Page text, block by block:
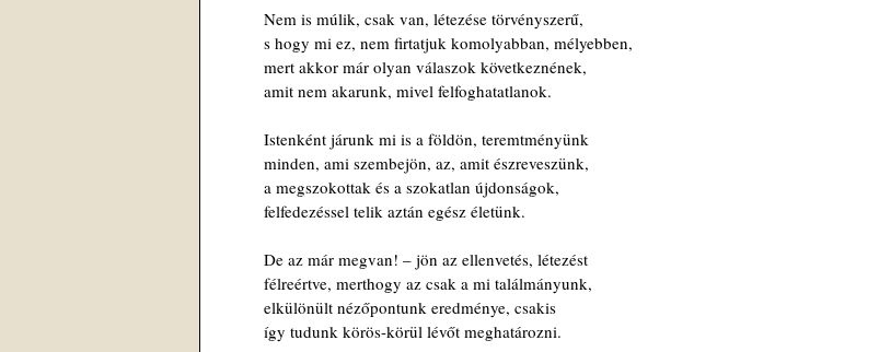
Nem is múlik, csak van, létezése törvényszerű,
s hogy mi ez, nem firtatjuk komolyabban, mélyebben,
mert akkor már olyan válaszok következnének,
amit nem akarunk, mivel felfoghatatlanok.
Istenként járunk mi is a földön, teremtményünk
minden, ami szembejön, az, amit észreveszünk,
a megszokottak és a szokatlan újdonságok,
felfedezéssel telik aztán egész életünk.
De az már megvan! – jön az ellenvetés, létezést
félreértve, merthogy az csak a mi találmányunk,
elkülönült nézőpontunk eredménye, csakis
így tudunk körös-körül lévőt meghatározni.